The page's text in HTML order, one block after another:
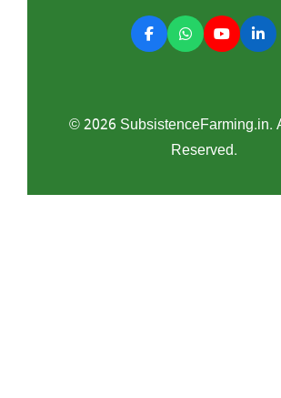
© 2026 SubsistenceFarming.in.
Reserved.